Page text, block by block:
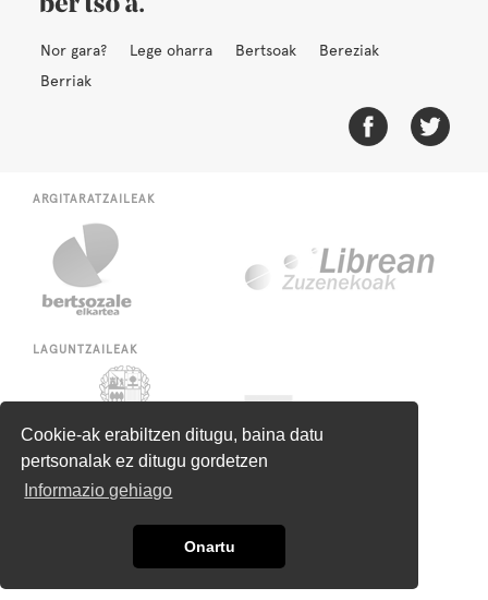
Cookie-ak erabiltzen ditugu, baina datu
pertsonalak ez ditugu gordetzen
Informazio gehiago
Onartu
Nor gara? Lege oharra Bertsoak
Bereziak
Berriak
ARGITARATZAILEAK
LAGUNTZAILEAK